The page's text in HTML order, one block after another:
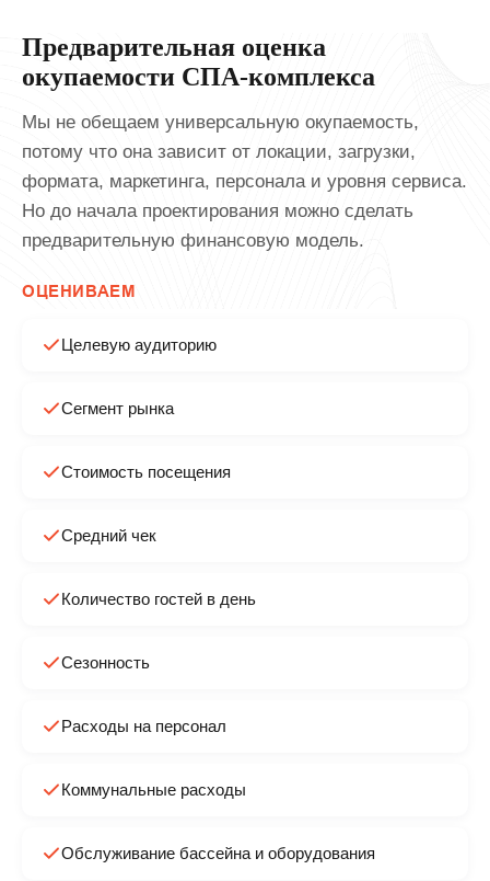
Предварительная оценка
окупаемости СПА-комплекса
Мы не обещаем универсальную окупаемость,
потому что она зависит от локации, загрузки,
формата, маркетинга, персонала и уровня сервиса.
Но до начала проектирования можно сделать
предварительную финансовую модель.
ОЦЕНИВАЕМ
Целевую аудиторию
Сегмент рынка
Стоимость посещения
Средний чек
Количество гостей в день
Сезонность
Расходы на персонал
Коммунальные расходы
Обслуживание бассейна и оборудования